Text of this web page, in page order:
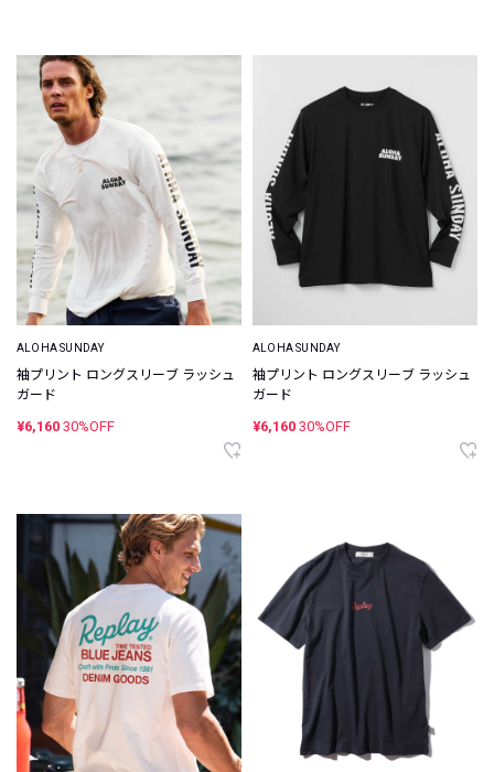
ALOHA SUNDAY
袖プリント ロングスリーブ ラッシュ
ガード
¥6,160 30%OFF
ALOHA SUNDAY
袖プリント ロングスリーブ ラッシュ
ガード
¥6,160 30%OFF